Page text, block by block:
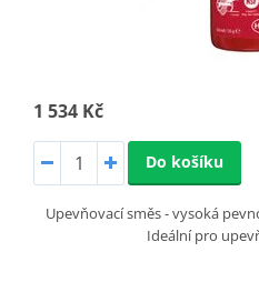
1 534 Kč
Do košíku
Upevňovací směs - vysoká
Ideální pro